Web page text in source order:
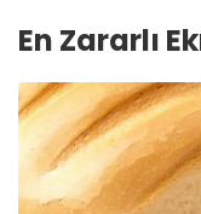
En Zararlı